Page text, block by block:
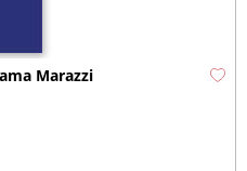
Marazzi